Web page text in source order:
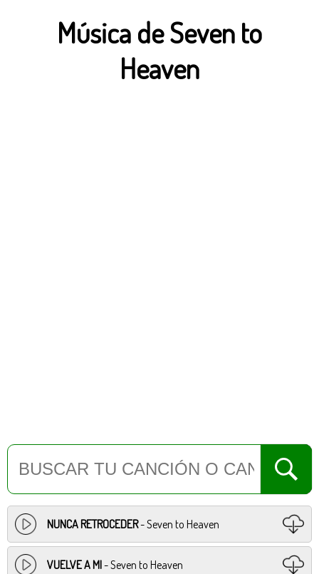
Música de Seven to
Heaven
NUNCA RETROCEDER- Seven to Heaven
VUELVE A MI- Seven to Heaven